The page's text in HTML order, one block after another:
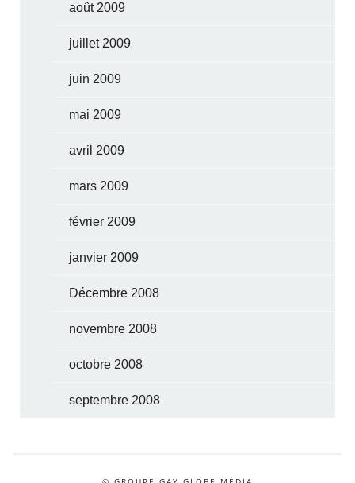
août 2009
juillet 2009
juin 2009
mai 2009
avril 2009
mars 2009
février 2009
janvier 2009
Décembre 2008
novembre 2008
octobre 2008
septembre 2008